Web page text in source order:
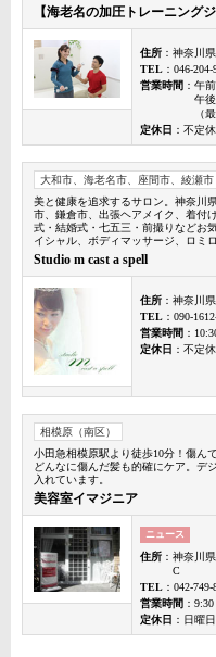
【海老名の加圧トレーニング
住所 ：神奈川
TEL ：046-204-
営業時間 ：午
午
（
定休日 ：不定休
大和市、海老名市、座間市、綾瀬市
美と健康を追求するサロン。神奈川
市、鎌倉市、出張ヘアメイク、着付
式・結婚式・七五三・前撮りなどお
イシャル、ボディマッサージ、ロミ
Studio m cast a spell
住所 ：神奈川
TEL ：090-
営業時間 ：
定休日 ：不定休
相模原（南区）
小田急相模原駅より徒歩10分！傷ん
どんなに傷んだ髪も的確にケア。デ
入れています。
美容室イマジニア
ニュース
住所 ：神奈川
C
TEL ：042-749-
営業時間 ：
定休日 ：日曜日